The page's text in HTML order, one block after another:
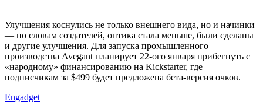
Улучшения коснулись не только внешнего вида, но и начинки
— по словам создателей, оптика стала меньше, были сделаны
и другие улучшения. Для запуска промышленного
производства Avegant планирует 22-ого января прибегнуть с
«народному» финансированию на Kickstarter, где
подписчикам за $499 будет предложена бета-версия очков.
Engadget